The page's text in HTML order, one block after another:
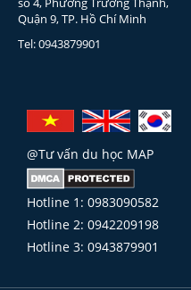
Quận 9, TP. Hồ Chí Minh
Tel: 0943879901
@Tư vấn du học MAP
Hotline 1: 0983090582
Hotline 2: 0942209198
Hotline 3: 0943879901